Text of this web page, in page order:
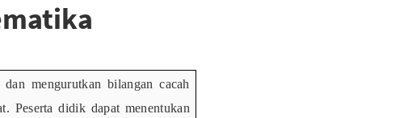
mengurutkan bilangan cacah
Peserta didik dapat menentukan